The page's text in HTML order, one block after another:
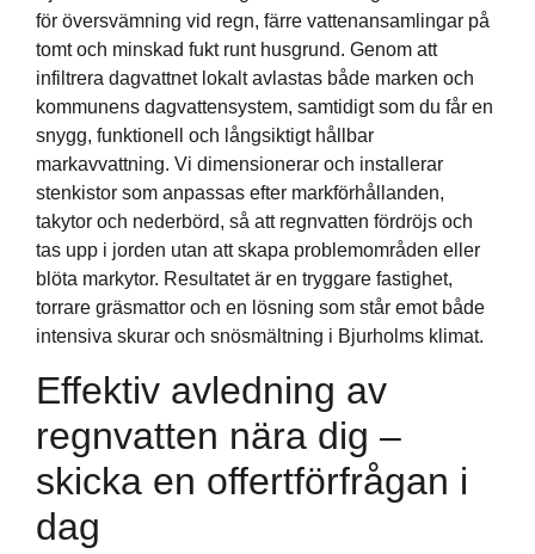
för översvämning vid regn, färre vattenansamlingar på
tomt och minskad fukt runt husgrund. Genom att
infiltrera dagvattnet lokalt avlastas både marken och
kommunens dagvattensystem, samtidigt som du får en
snygg, funktionell och långsiktigt hållbar
markavvattning. Vi dimensionerar och installerar
stenkistor som anpassas efter markförhållanden,
takytor och nederbörd, så att regnvatten fördröjs och
tas upp i jorden utan att skapa problemområden eller
blöta markytor. Resultatet är en tryggare fastighet,
torrare gräsmattor och en lösning som står emot både
intensiva skurar och snösmältning i Bjurholms klimat.
Effektiv avledning av
regnvatten nära dig –
skicka en offertförfrågan i
dag